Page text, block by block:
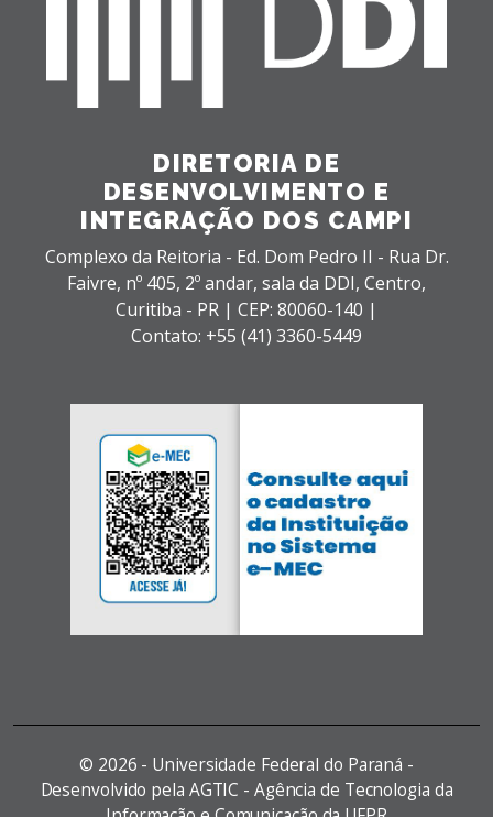
DIRETORIA DE
DESENVOLVIMENTO E
INTEGRAÇÃO DOS CAMPI
Complexo da Reitoria - Ed. Dom Pedro II - Rua Dr.
Faivre, nº 405, 2º andar, sala da DDI, Centro,
Curitiba - PR | CEP: 80060-140 |
Contato: +55 (41) 3360-5449
© 2026 - Universidade Federal do Paraná -
Desenvolvido pela AGTIC - Agência de Tecnologia da